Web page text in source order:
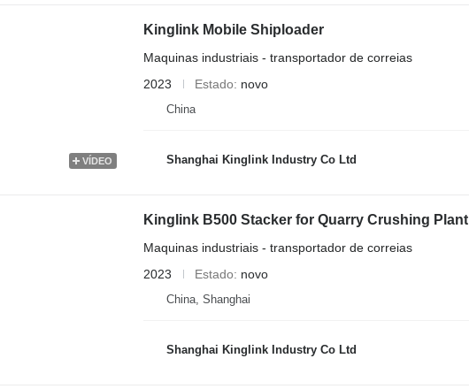
VÍDEO
Kinglink Mobile Shiploader
Maquinas industriais - transportador de correias
2023
Estado novo
China
Shanghai Kinglink Industry Co Ltd
Kinglink B500 Stacker for Quarry Crushing Plant
Maquinas industriais - transportador de correias
2023
Estado novo
China, Shanghai
Shanghai Kinglink Industry Co Ltd